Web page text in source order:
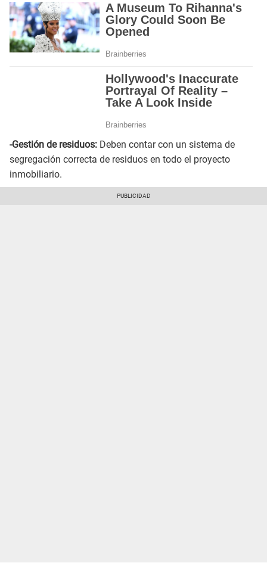
-Gestión de residuos: Deben contar con un sistema de
segregación correcta de residuos en todo el proyecto
inmobiliario.